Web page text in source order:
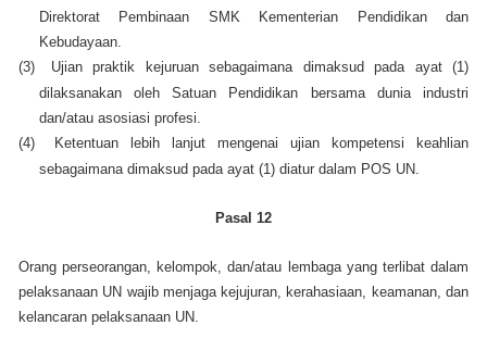
Direktorat Pembinaan SMK Kementerian Pendidikan dan
Kebudayaan.
(3)
Ujian praktik kejuruan sebagaimana dimaksud pada ayat (1)
dilaksanakan oleh Satuan Pendidikan bersama dunia industri
dan/atau asosiasi profesi.
(4)
Ketentuan lebih lanjut mengenai ujian kompetensi keahlian
sebagaimana dimaksud pada ayat (1) diatur dalam POS UN.
Pasal 12
Orang perseorangan, kelompok, dan/atau lembaga yang terlibat dalam
pelaksanaan UN wajib menjaga kejujuran, kerahasiaan, keamanan, dan
kelancaran pelaksanaan UN.